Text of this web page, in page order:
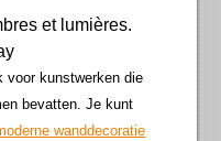
voor kunstwerken die
bevatten. Je kunt
wanddecoratie